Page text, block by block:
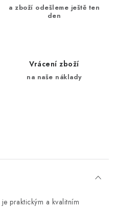
a zboží odešleme ještě ten
den
Vrácení zboží
na naše náklady
je praktickým a kvalitním